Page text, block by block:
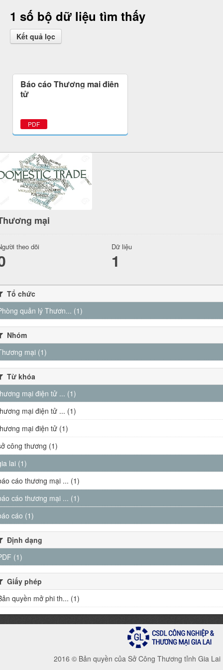
1 số bộ dữ liệu tìm thấy
Kết quả lọc
Báo cáo Thương mại điện
tử
PDF
mại
theo dõi Dữ liệu
1
Tổ chức
quản lý Thươn... (1)
Nhóm
mại (1)
Từ khóa
mại điện tử ... (1)
mại điện tử ... (1)
mại điện tử (1)
công thương (1)
lai (1)
cáo thương mại ... (1)
cáo thương mại ... (1)
cáo (1)
Định dạng
(1)
Giấy phép
quyền mở phi th... (1)
2016 © Bản quyền của Sở Công Thương tỉnh Gia Lai